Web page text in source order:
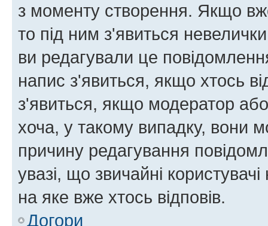
з моменту створення. Якщо
то під ним з'явиться
ви редагували це
напис з'явиться, якщо хтось
з'явиться, якщо модератор
хоча, у такому випадку, вони
причину редагування
увазі, що звичайні
на яке вже хтось відповів.
Догори